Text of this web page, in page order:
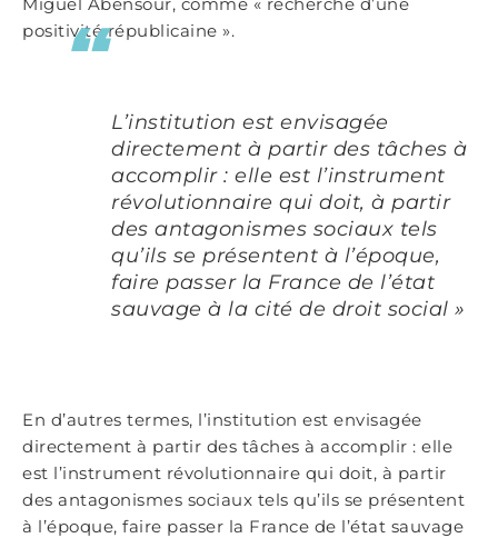
positivité républicaine ».
L’institution est envisagée
directement à partir des tâches à
accomplir : elle est l’instrument
révolutionnaire qui doit, à partir
des antagonismes sociaux tels
qu’ils se présentent à l’époque,
faire passer la France de l’état
sauvage à la cité de droit social »
En d’autres termes, l’institution est envisagée
directement à partir des tâches à accomplir : elle
est l’instrument révolutionnaire qui doit, à partir
des antagonismes sociaux tels qu’ils se présentent
à l’époque, faire passer la France de l’état sauvage